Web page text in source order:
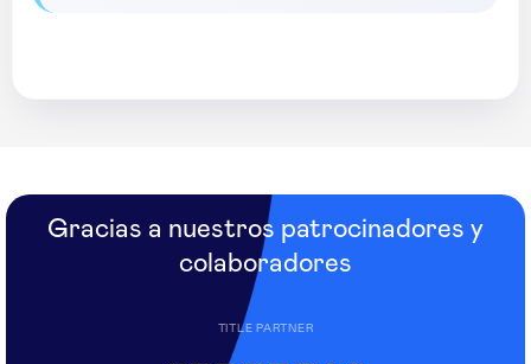
Gracias a nuestros patrocinadores y
colaboradores
TITLE PARTNER